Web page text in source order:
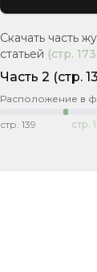
Скачать часть
статьей (стр.
Часть 2 (cтр.
Расположение в
стр. 139 стр.